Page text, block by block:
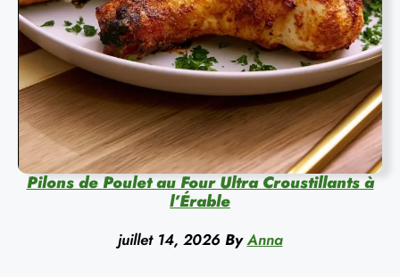
Pilons de Poulet au Four Ultra Croustillants à
l’Érable
juillet 14, 2026 By Anna